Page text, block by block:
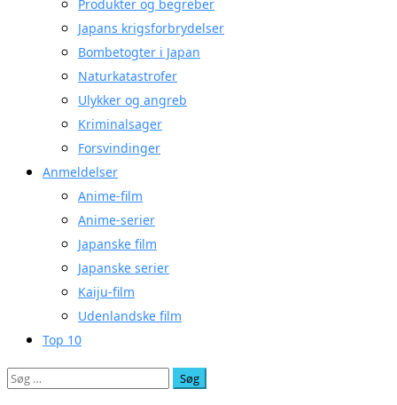
Produkter og begreber
Japans krigsforbrydelser
Bombetogter i Japan
Naturkatastrofer
Ulykker og angreb
Kriminalsager
Forsvindinger
Anmeldelser
Anime-film
Anime-serier
Japanske film
Japanske serier
Kaiju-film
Udenlandske film
Top 10
Søg